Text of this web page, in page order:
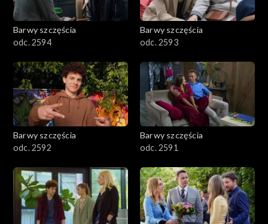
2001–2100
1801–1900
1701–1800
1601–1700
1501–1600
1401–1500
Barwy szczęścia
odc. 2594
Barwy szczęścia
odc. 2593
Barwy szczęścia
odc. 2592
Barwy szczęścia
odc. 2591